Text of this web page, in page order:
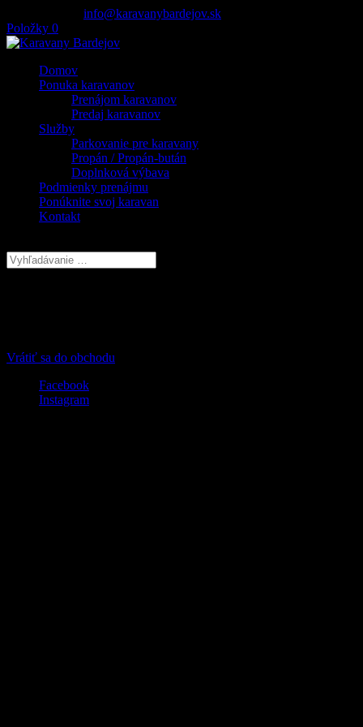
info@karavanybardejov.sk
Položky 0
Domov
Ponuka karavanov
Prenájom karavanov
Predaj karavanov
Služby
Parkovanie pre karavany
Propán / Propán-bután
Doplnková výbava
Podmienky prenájmu
Ponúknite svoj karavan
Kontakt
Vrátiť sa do obchodu
Facebook
Instagram